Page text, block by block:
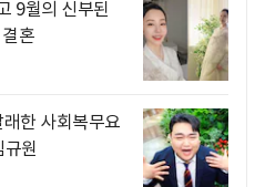
9월의 신부된
혼
한 사회복무요
원